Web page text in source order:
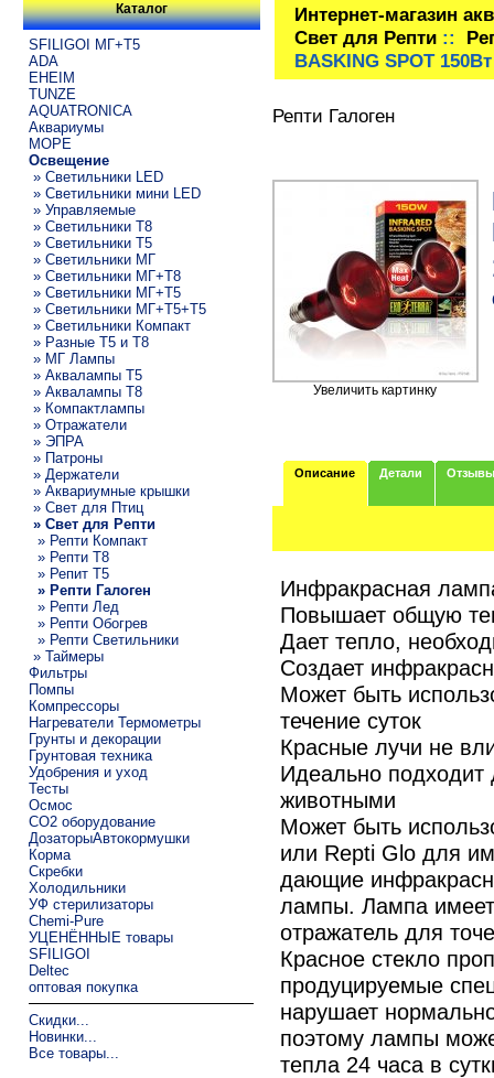
Каталог
SFILIGOI МГ+Т5
ADA
EHEIM
TUNZE
AQUATRONICA
Аквариумы
МОРЕ
Освещение
» Светильники LED
» Светильники мини LED
» Управляемые
» Светильники T8
» Светильники T5
» Светильники МГ
» Светильники МГ+T8
» Светильники МГ+T5
» Светильники МГ+T5+T5
» Светильники Компакт
» Разные T5 и T8
» МГ Лампы
» Аквалампы T5
» Аквалампы T8
» Компактлампы
» Отражатели
» ЭПРА
» Патроны
» Держатели
» Аквариумные крышки
» Свет для Птиц
» Свет для Репти
» Репти Компакт
» Репти Т8
» Репит Т5
» Репти Галоген
» Репти Лед
» Репти Обогрев
» Репти Светильники
» Таймеры
Фильтры
Помпы
Компрессоры
Нагреватели Термометры
Грунты и декорации
Грунтовая техника
Удобрения и уход
Тесты
Осмос
CO2 оборудование
ДозаторыАвтокормушки
Корма
Скребки
Холодильники
УФ стерилизаторы
Chemi-Pure
УЦЕНЁННЫЕ товары
SFILIGOI
Deltec
оптовая покупка
Скидки...
Новинки...
Все товары...
Интернет-магазин
Свет для Репти::
BASKING SPOT 150Вт
Репти Галоген
Увеличить картинку
Описание Детали Отзывы
Инфракрасная
Повышает общую
Дает тепло,
Создает
Может быть
течение суток
Красные лучи не
Идеально
животными
Может быть
или Repti Glo для
дающие
лампы. Лампа имеет
отражатель для
Красное стекло
продуцируемые
нарушает
поэтому лампы
тепла 24 часа в